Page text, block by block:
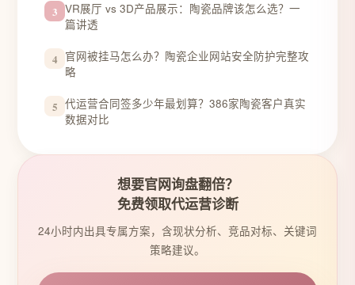
3 VR展厅 vs 3D产品展示：陶瓷品牌该怎么选？一
篇讲透
4 官网被挂马怎么办？陶瓷企业网站安全防护完整攻
略
5 代运营合同签多少年最划算？386家陶瓷客户真实
数据对比
想要官网询盘翻倍？
免费领取代运营诊断
24小时内出具专属方案，含现状分析、竞品对标、关键词
策略建议。